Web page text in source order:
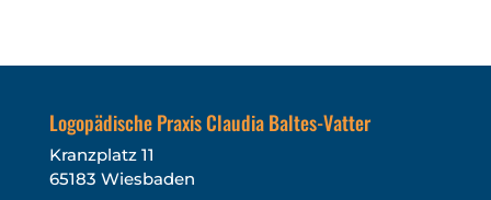
Logopädische Praxis Claudia Baltes-Vatter
Kranzplatz 11
65183 Wiesbaden